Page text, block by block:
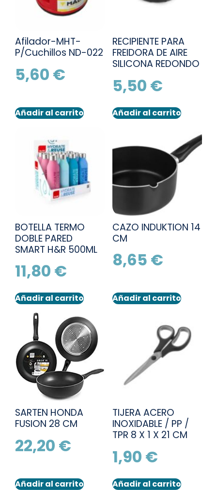
Afilador-MHT-
P/Cuchillos ND-022
5,60 €
Añadir al carrito
RECIPIENTE PARA
FREIDORA DE AIRE
SILICONA REDONDO
5,50 €
Añadir al carrito
BOTELLA TERMO
DOBLE PARED
SMART H&R 500ML
11,80 €
Añadir al carrito
CAZO INDUKTION 14
CM
8,65 €
Añadir al carrito
SARTEN HONDA
FUSION 28 CM
22,20 €
Añadir al carrito
TIJERA ACERO
INOXIDABLE / PP /
TPR 8 X 1 X 21 CM
1,90 €
Añadir al carrito